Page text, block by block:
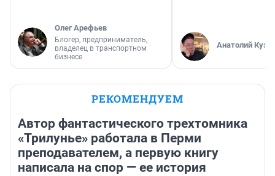
Олег Арефьев
Блогер, предприниматель,
владелец в транспортном
бизнесе
Анатолий
РЕКОМЕНДУЕМ
Автор фантастического трехтомника
«Трилунье» работала в Перми
преподавателем, а первую книгу
написала на спор — ее история